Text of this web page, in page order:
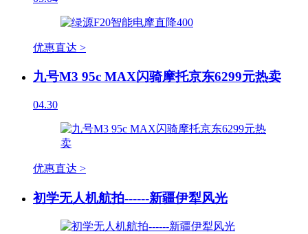
优惠直达 >
九号M3 95c MAX闪骑摩托京东6299元热卖
04.30
优惠直达 >
初学无人机航拍------新疆伊犁风光